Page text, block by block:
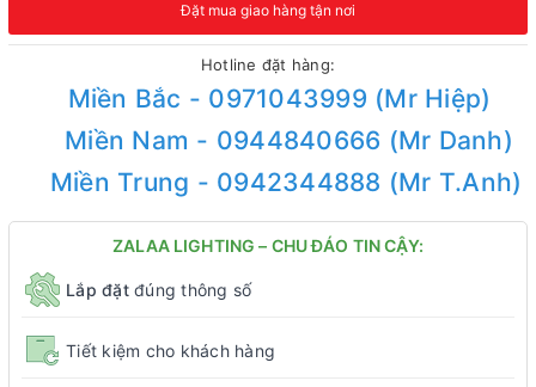
Đặt mua giao hàng tận nơi
Hotline đặt hàng:
Miền Bắc - 0971043999 (Mr Hiệp)
Miền Nam - 0944840666 (Mr Danh)
Miền Trung - 0942344888 (Mr T.Anh)
ZALAA LIGHTING – CHU ĐÁO TIN CẬY:
Lắp đặtđúng thông số
Tiết kiệm cho khách hàng